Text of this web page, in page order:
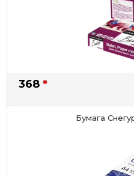
368 *
Бумага